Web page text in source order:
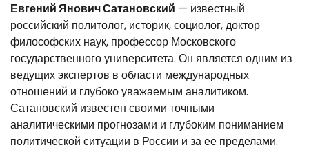
Евгений Янович Сатановский — известный
российский политолог, историк, социолог, доктор
философских наук, профессор Московского
государственного университета. Он является одним из
ведущих экспертов в области международных
отношений и глубоко уважаемым аналитиком.
Сатановский известен своими точными
аналитическими прогнозами и глубоким пониманием
политической ситуации в России и за ее пределами.